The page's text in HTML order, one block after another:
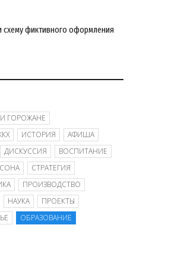
схему фиктивного оформления
ГОРОЖАНЕ
ИСТОРИЯ
АФИША
ДИСКУССИЯ
ВОСПИТАНИЕ
СТРАТЕГИЯ
ПРОИЗВОДСТВО
НАУКА
ПРОЕКТЫ
ОБРАЗОВАНИЕ